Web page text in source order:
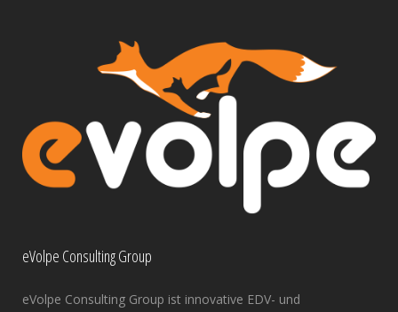
eVolpe Consulting Group
eVolpe Consulting Group ist innovative EDV- und